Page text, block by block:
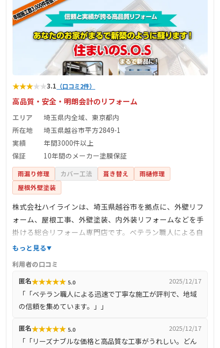
★★★★★3.1 （口コミ2件）
高品質・安全・明朗会計のリフォーム
エリア
埼玉県内全域、東京都内
所在地
埼玉県越谷市平方2849-1
実績
年間3000件以上
保証
10年間のメーカー塗膜保証
雨漏り修理 カバー工法 葺き替え
雨樋修理
屋根外壁塗装
株式会社ハイラインは、埼玉県越谷市を拠点に、外壁リフ
ォーム、屋根工事、外壁塗装、内外装リフォームなどを手
掛ける総合リフォーム専門店です。ベテラン職人による自
社一貫施工のワンストップサービスを提供し、無駄な中間
3000件以上の施工実績を持ち、地域密着型の企業として迅
速かつ丁寧な対応を心掛けています。また、10年間のメー
カー塗膜保証や各種銀行ローンの手続きなど、お客様のご
要望に合わせた提案とアフターフォローも充実していま
もっと見る
利用者の口コミ
匿名★★★★★ 5.0 2025/12/17
「「ベテラン職人による迅速で丁寧な施工が評判で、地域
の信頼を集めています。」」
匿名★★★★★ 5.0 2025/12/17
「「リーズナブルな価格と高品質な工事がうれしい。どん